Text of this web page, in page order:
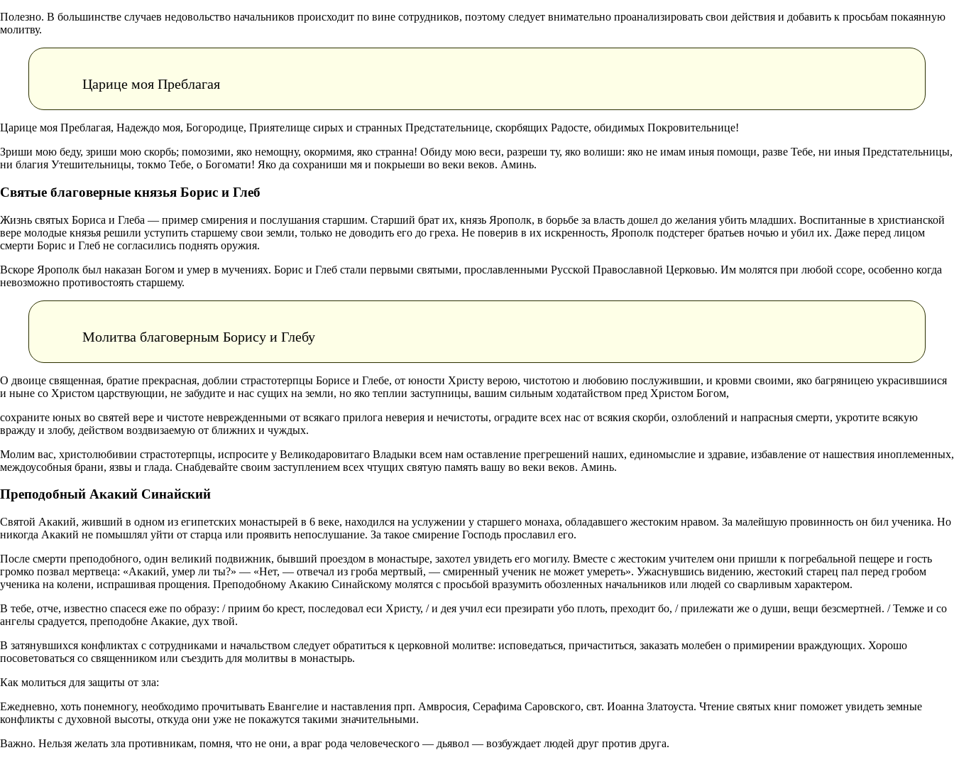
Полезно. В большинстве случаев недовольство начальников происходит по вине сотрудников, поэтому следует внимательно проанализировать свои действия и добавить к просьбам покаянную
молитву.
Царице моя Преблагая
Царице моя Преблагая, Надеждо моя, Богородице, Приятелище сирых и странных Предстательнице, скорбящих Радосте, обидимых Покровительнице!
Зриши мою беду, зриши мою скорбь; помозими, яко немощну, окормимя, яко странна! Обиду мою веси, разреши ту, яко волиши: яко не имам иныя помощи, разве Тебе, ни иныя Предстательницы,
ни благия Утешительницы, токмо Тебе, о Богомати! Яко да сохраниши мя и покрыеши во веки веков. Аминь.
Святые благоверные князья Борис и Глеб
Жизнь святых Бориса и Глеба — пример смирения и послушания старшим. Старший брат их, князь Ярополк, в борьбе за власть дошел до желания убить младших. Воспитанные в христианской
вере молодые князья решили уступить старшему свои земли, только не доводить его до греха. Не поверив в их искренность, Ярополк подстерег братьев ночью и убил их. Даже перед лицом
смерти Борис и Глеб не согласились поднять оружия.
Вскоре Ярополк был наказан Богом и умер в мучениях. Борис и Глеб стали первыми святыми, прославленными Русской Православной Церковью. Им молятся при любой ссоре, особенно когда
невозможно противостоять старшему.
Молитва благоверным Борису и Глебу
О двоице священная, братие прекрасная, доблии страстотерпцы Борисе и Глебе, от юности Христу верою, чистотою и любовию послужившии, и кровми своими, яко багряницею украсившиися
и ныне со Христом царствующии, не забудите и нас сущих на земли, но яко теплии заступницы, вашим сильным ходатайством пред Христом Богом,
сохраните юных во святей вере и чистоте неврежденными от всякаго прилога неверия и нечистоты, оградите всех нас от всякия скорби, озлоблений и напрасныя смерти, укротите всякую
вражду и злобу, действом воздвизаемую от ближних и чуждых.
Молим вас, христолюбивии страстотерпцы, испросите у Великодаровитаго Владыки всем нам оставление прегрешений наших, единомыслие и здравие, избавление от нашествия иноплеменных,
междоусобныя брани, язвы и глада. Снабдевайте своим заступлением всех чтущих святую память вашу во веки веков. Аминь.
Преподобный Акакий Синайский
Святой Акакий, живший в одном из египетских монастырей в 6 веке, находился на услужении у старшего монаха, обладавшего жестоким нравом. За малейшую провинность он бил ученика. Но
никогда Акакий не помышлял уйти от старца или проявить непослушание. За такое смирение Господь прославил его.
После смерти преподобного, один великий подвижник, бывший проездом в монастыре, захотел увидеть его могилу. Вместе с жестоким учителем они пришли к погребальной пещере и гость
громко позвал мертвеца: «Акакий, умер ли ты?» — «Нет, — отвечал из гроба мертвый, — смиренный ученик не может умереть». Ужаснувшись видению, жестокий старец пал перед гробом
ученика на колени, испрашивая прощения. Преподобному Акакию Синайскому молятся с просьбой вразумить обозленных начальников или людей со сварливым характером.
В тебе, отче, известно спасеся еже по образу: / приим бо крест, последовал еси Христу, / и дея учил еси презирати убо плоть, преходит бо, / прилежати же о души, вещи безсмертней. / Темже и со
ангелы срадуется, преподобне Акакие, дух твой.
В затянувшихся конфликтах с сотрудниками и начальством следует обратиться к церковной молитве: исповедаться, причаститься, заказать молебен о примирении враждующих. Хорошо
посоветоваться со священником или съездить для молитвы в монастырь.
Как молиться для защиты от зла:
Ежедневно, хоть понемногу, необходимо прочитывать Евангелие и наставления прп. Амвросия, Серафима Саровского, свт. Иоанна Златоуста. Чтение святых книг поможет увидеть земные
конфликты с духовной высоты, откуда они уже не покажутся такими значительными.
Важно. Нельзя желать зла противникам, помня, что не они, а враг рода человеческого — дьявол — возбуждает людей друг против друга.